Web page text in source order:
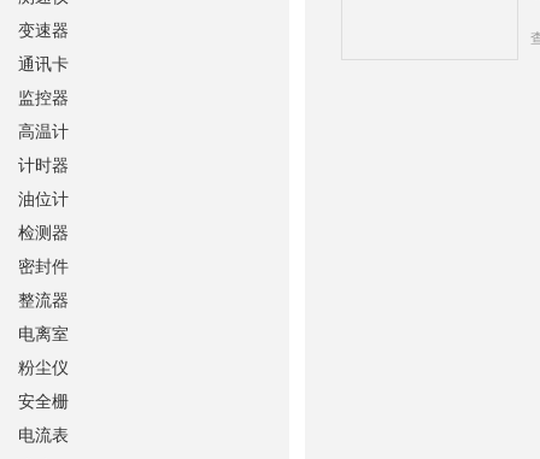
变速器
通讯卡
监控器
高温计
计时器
油位计
检测器
密封件
整流器
电离室
粉尘仪
安全栅
电流表